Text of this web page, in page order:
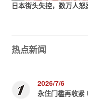
日本街头失控，数万人怒
热点新闻
2026/7/6
永住门槛再收紧